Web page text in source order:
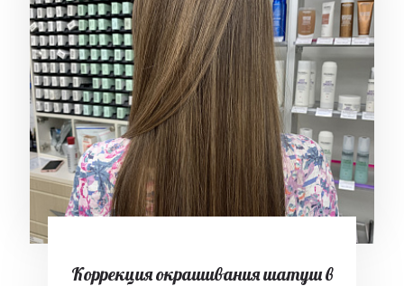
Коррекция окрашивания шатуш в